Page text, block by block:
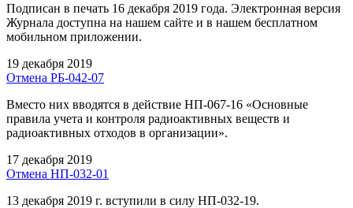
Подписан в печать 16 декабря 2019 года. Электронная версия
Журнала доступна на нашем сайте и в нашем бесплатном
мобильном приложении.
19 декабря 2019
Отмена РБ-042-07
Вместо них вводятся в действие НП-067-16 «Основные
правила учета и контроля радиоактивных веществ и
радиоактивных отходов в организации».
17 декабря 2019
Отмена НП-032-01
13 декабря 2019 г. вступили в силу НП-032-19.